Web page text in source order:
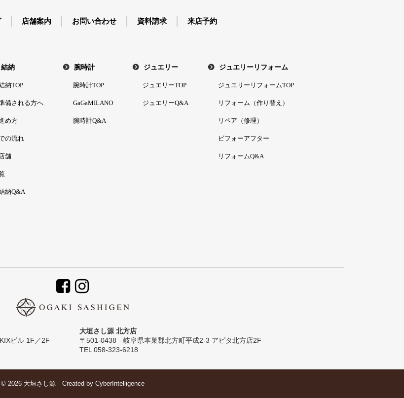
店舗案内 お問い合わせ 資料請求 来店予約
納
納TOP
備される方へ
め方
の流れ
舗
納Q&A
腕時計
腕時計TOP
GaGaMILANO
腕時計Q&A
ジュエリー
ジュエリーTOP
ジュエリーQ&A
ジュエリーリフォーム
ジュエリーリフォームTOP
リフォーム（作り替え）
リペア（修理）
ビフォーアフター
リフォームQ&A
ビル 1F／2F
大垣さし源 北方店
〒501-0438 岐阜県本巣郡北方町平成2-3 アピタ北方店2F
TEL 058-323-6218
© 2026 大垣さし源 Created by CyberIntelligence